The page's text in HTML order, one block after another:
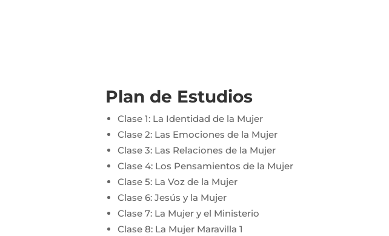
Plan de Estudios
Clase 1: La Identidad de la Mujer
Clase 2: Las Emociones de la Mujer
Clase 3: Las Relaciones de la Mujer
Clase 4: Los Pensamientos de la Mujer
Clase 5: La Voz de la Mujer
Clase 6: Jesús y la Mujer
Clase 7: La Mujer y el Ministerio
Clase 8: La Mujer Maravilla 1